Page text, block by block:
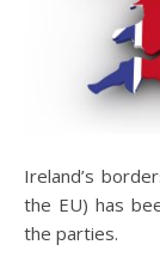
Ireland’s
the EU) has
the parties.